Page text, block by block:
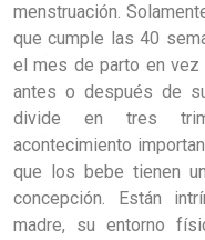
menstruación.
que cumple las 40
el mes de parto en vez
antes o después de
divide en tres
acontecimiento
que los bebe tienen
concepción. Están
madre, su entorno